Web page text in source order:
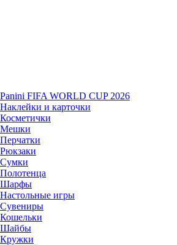
Panini FIFA WORLD CUP 2026
Наклейки и карточки
Косметички
Мешки
Перчатки
Рюкзаки
Сумки
Полотенца
Шарфы
Настольные игры
Сувениры
Кошельки
Шайбы
Кружки